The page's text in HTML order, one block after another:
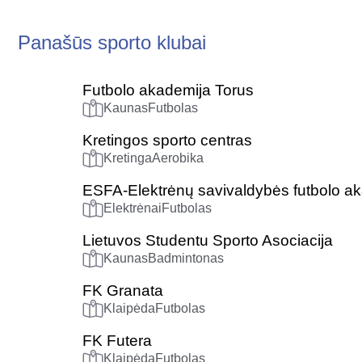
Panašūs sporto klubai
Futbolo akademija Torus
KaunasFutbolas
Kretingos sporto centras
KretingaAerobika
ESFA-Elektrėnų savivaldybės futbolo
ElektrėnaiFutbolas
Lietuvos Studentu Sporto Asociacija
KaunasBadmintonas
FK Granata
KlaipėdaFutbolas
FK Futera
KlaipėdaFutbolas